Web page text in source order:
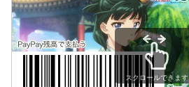
スクロールできます